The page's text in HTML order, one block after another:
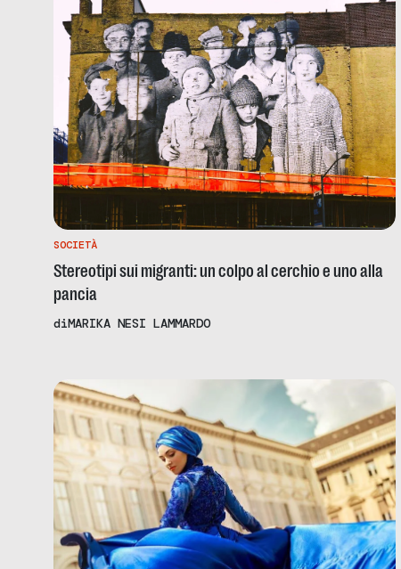
SOCIETÀ
Stereotipi sui migranti: un colpo al cerchio e uno alla
pancia
diMARIKA NESI LAMMARDO